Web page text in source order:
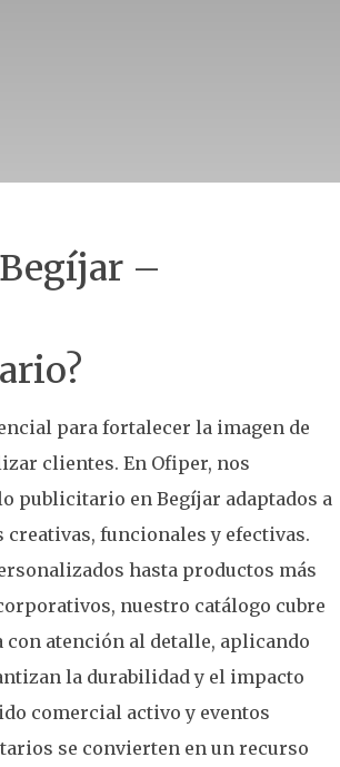
–
para fortalecer la imagen de
clientes. En Ofiper, nos
publicitario en Begíjar adaptados a
funcionales y efectivas.
hasta productos más
nuestro catálogo cubre
con atención al detalle, aplicando
la durabilidad y el impacto
comercial activo y eventos
se convierten en un recurso